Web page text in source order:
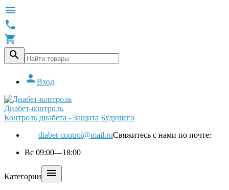




 Вход
Диабет-контроль
Контроль диабета - Защита Будущего
diabet-control@mail.ruСвяжитесь с нами по почте:
Вс 09:00—18:00
Категории 